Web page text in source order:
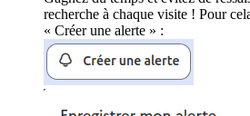
recherche à chaque visite ! Pour
« Créer une alerte » :